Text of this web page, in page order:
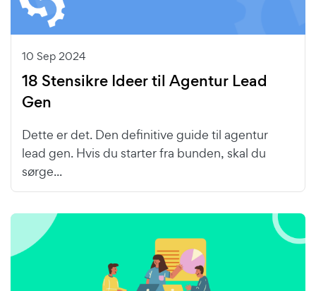
10 Sep 2024
18 Stensikre Ideer til Agentur Lead
Gen
Dette er det. Den definitive guide til agentur
lead gen. Hvis du starter fra bunden, skal du
sørge...